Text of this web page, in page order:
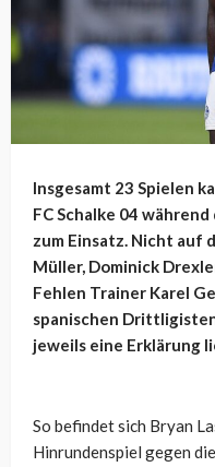
Insgesamt 23 Spielen
FC Schalke 04
zum Einsatz. Nicht auf
Müller, Dominick
Fehlen Trainer Karel
spanischen
jeweils eine Erklärung
So befindet sich Bryan
Hinrundenspiel gegen